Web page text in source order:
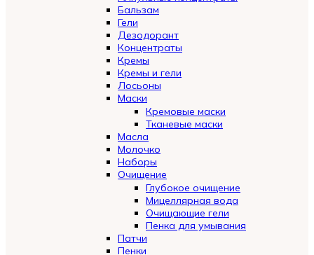
Бальзам
Гели
Дезодорант
Концентраты
Кремы
Кремы и гели
Лосьоны
Маски
Кремовые маски
Тканевые маски
Масла
Молочко
Наборы
Очищение
Глубокое очищение
Мицеллярная вода
Очищающие гели
Пенка для умывания
Патчи
Пенки